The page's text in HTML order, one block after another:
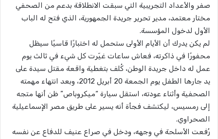
صفر والأعداد التجريبية التي سبقت الانطلاقة بدعم من الصحفي
مختار معتمد، مدير تحرير جريدة الجمهورية، الذي فتح له الباب
الأول لدخول المؤسسة.
لم يكن يدرك أن الأيام الأولى ستحمل له اختبارًا قاسيًا سيظل
محفورًا في ذاكرته، فعاش ساعات غيّرت كل شيء في ثالث يوم
عمل له داخل جريدة الوطن، كُلف بتغطية واقعة مقتل سيدة على
يد جارها الطفل يوم الجمعة 20 أبريل 2012، وبعد انتهاء مهمته
الصحفية وأثناء عودته، استقل سيارة “ميكروباص” ظن أنها متجه
إلى رمسيس، ليكتشف فجأة أنه يسير على طريق مصر الإسماعيلية
الصحراوي.
رُفعت الأسلحة في وجهه، ودخل في صراع عنيف للدفاع عن نفسه